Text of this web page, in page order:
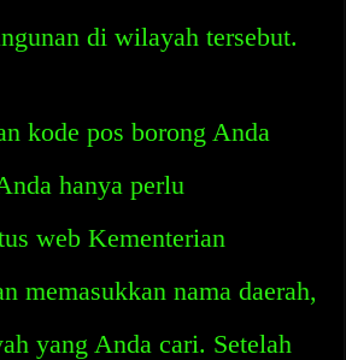
di wilayah tersebut.
kode pos borong Anda
hanya perlu
web Kementerian
memasukkan nama daerah,
yang Anda cari. Setelah